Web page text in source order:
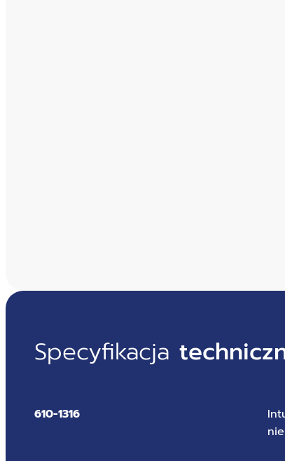
Specyfikacja
610-1316